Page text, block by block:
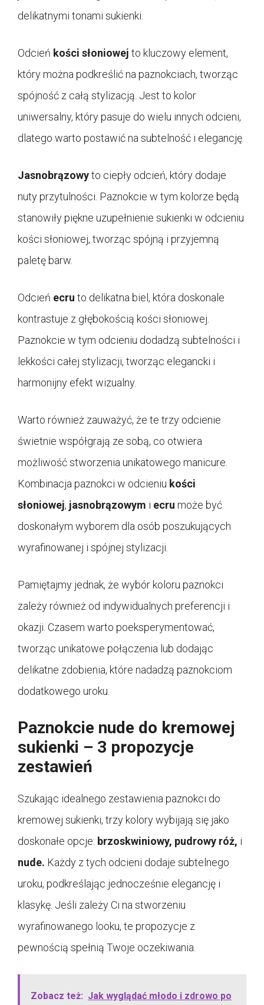
delikatnymi tonami sukienki.
Odcień kości słoniowej to kluczowy element,
który można podkreślić na paznokciach, tworząc
spójność z całą stylizacją. Jest to kolor
uniwersalny, który pasuje do wielu innych odcieni,
dlatego warto postawić na subtelność i elegancję.
Jasnobrązowyto ciepły odcień, który dodaje
nuty przytulności. Paznokcie w tym kolorze będą
stanowiły piękne uzupełnienie sukienki w odcieniu
kości słoniowej, tworząc spójną i przyjemną
paletę barw.
Odcień ecru to delikatna biel, która doskonale
kontrastuje z głębokością kości słoniowej.
Paznokcie w tym odcieniu dodadzą subtelności i
lekkości całej stylizacji, tworząc elegancki i
harmonijny efekt wizualny.
Warto również zauważyć, że te trzy odcienie
świetnie współgrają ze sobą, co otwiera
możliwość stworzenia unikatowego manicure.
Kombinacja paznokci w odcieniu kości
słoniowej, jasnobrązowym i ecru może być
doskonałym wyborem dla osób poszukujących
wyrafinowanej i spójnej stylizacji.
Pamiętajmy jednak, że wybór koloru paznokci
zależy również od indywidualnych preferencji i
okazji. Czasem warto poeksperymentować,
tworząc unikatowe połączenia lub dodając
delikatne zdobienia, które nadadzą paznokciom
dodatkowego uroku.
Paznokcie nude do kremowej
sukienki – 3 propozycje
zestawień
Szukając idealnego zestawienia paznokci do
kremowej sukienki, trzy kolory wybijają się jako
doskonałe opcje: brzoskwiniowy, pudrowy róż, i
nude. Każdy z tych odcieni dodaje subtelnego
uroku, podkreślając jednocześnie elegancję i
klasykę. Jeśli zależy Ci na stworzeniu
wyrafinowanego looku, te propozycje z
pewnością spełnią Twoje oczekiwania.
Zobacz też: Jak wyglądać młodo i zdrowo po